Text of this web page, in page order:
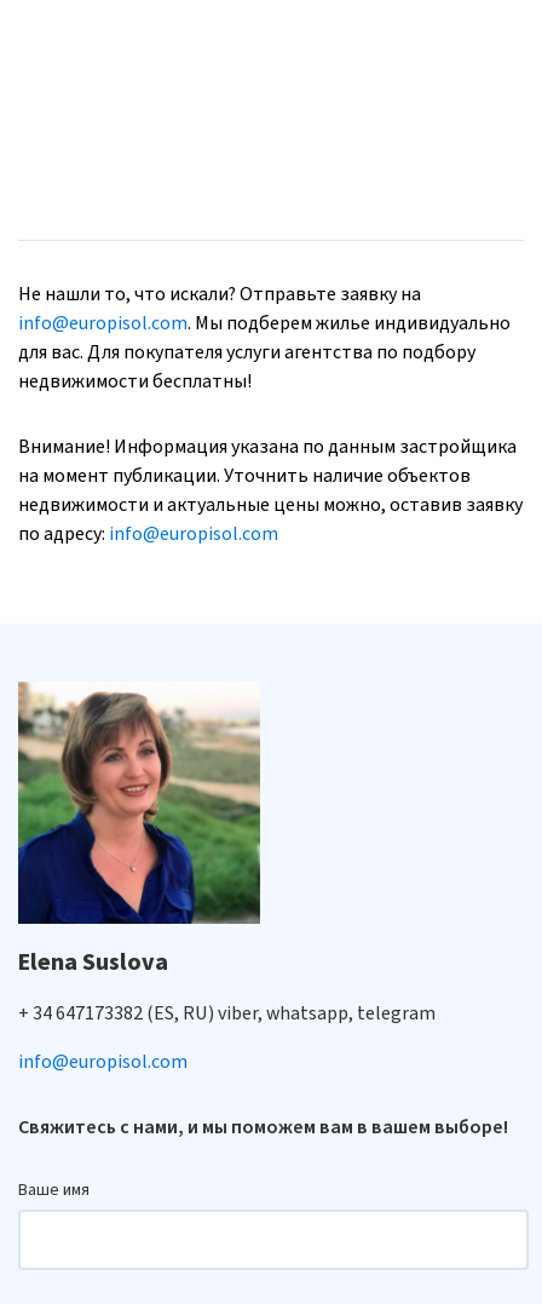
Не нашли то, что искали? Отправьте заявку на
info@europisol.com. Мы подберем жилье индивидуально
для вас. Для покупателя услуги агентства по подбору
недвижимости бесплатны!
Внимание! Информация указана по данным застройщика
на момент публикации. Уточнить наличие объектов
недвижимости и актуальные цены можно, оставив заявку
по адресу: info@europisol.com
Elena Suslova
+ 34 647173382 (ES, RU) viber, whatsapp, telegram
info@europisol.com
Свяжитесь с нами, и мы поможем вам в вашем выборе!
Ваше имя